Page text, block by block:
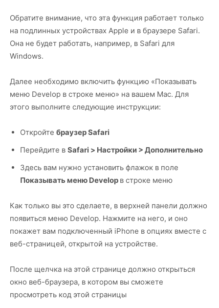
Обратите внимание, что эта функция работает только
на подлинных устройствах Apple и в браузере Safari.
Она не будет работать, например, в Safari для
Windows.
Далее необходимо включить функцию «Показывать
меню Develop в строке меню» на вашем Mac. Для
этого выполните следующие инструкции:
Откройте браузер Safari
Перейдите в Safari > Настройки > Дополнительно
Здесь вам нужно установить флажок в поле
Показывать меню Develop в строке меню
Как только вы это сделаете, в верхней панели должно
появиться меню Develop. Нажмите на него, и оно
покажет вам подключенный iPhone в опциях вместе с
веб-страницей, открытой на устройстве.
После щелчка на этой странице должно открыться
окно веб-браузера, в котором вы сможете
просмотреть код этой страницы